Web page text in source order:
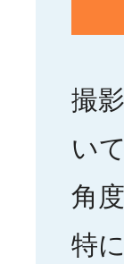
撮
い
角
特